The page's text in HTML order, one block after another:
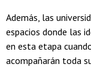
Además, las
espacios donde las
en esta etapa
acompañarán toda